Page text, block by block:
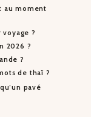
au moment
?
2026 ?
?
de thaï ?
pavé